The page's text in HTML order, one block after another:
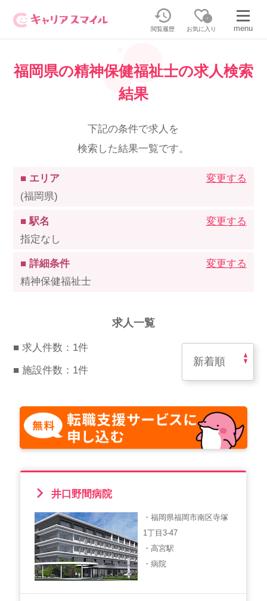
閲覧履歴
0
お気に入り menu
無料相談・お問い合わせはこちら
無料転職相談・お問い合わせの内容を
正社員／パートで働く
派遣で働く
介護の資格取得について
その他のお問い合わせ
採用担当者様はこちら
派遣求人を探す
紹介会社を使うメリットについて
利用者の声
WEB勤怠
会社概要 個人情報保護方針
お知らせ 採用担当者様へ
福岡県の精神保健福祉士の求人検索
結果
下記の条件で求人を
検索した結果一覧です。
■ エリア
(福岡県)
変更する
■ 駅名
指定なし
変更する
■ 詳細条件
精神保健福祉士
変更する
求人一覧
■ 求人件数：1件
■ 施設件数：1件
井口野間病院
・福岡県福岡市南区寺塚
1丁目3-47
・高宮駅
・病院